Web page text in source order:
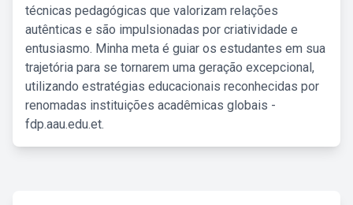
técnicas pedagógicas que valorizam relações
autênticas e são impulsionadas por criatividade e
entusiasmo. Minha meta é guiar os estudantes em sua
trajetória para se tornarem uma geração excepcional,
utilizando estratégias educacionais reconhecidas por
renomadas instituições acadêmicas globais -
fdp.aau.edu.et.